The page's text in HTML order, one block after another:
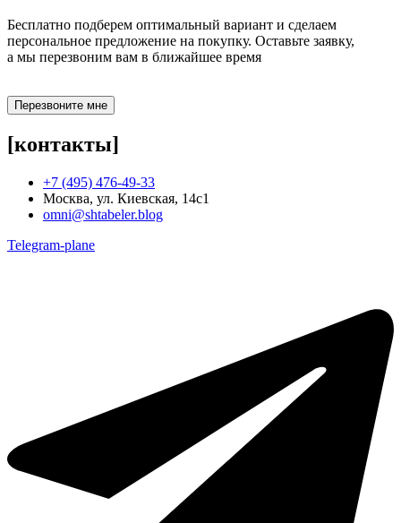
Бесплатно подберем оптимальный вариант и сделаем
персональное предложение на покупку. Оставьте заявку,
а мы перезвоним вам в ближайшее время
Перезвоните мне
[контакты]
+7 (495) 476-49-33
Москва, ул. Киевская, 14с1
omni@shtabeler.blog
Telegram-plane